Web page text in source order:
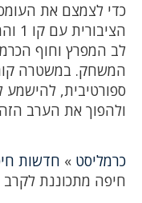
כדי לצמצם את
לב המפרץ וחוף
המשחק. במשטרה
ספורטיבית, להישמע
ולהפוך את הערב
כרמליסט » חדשות
חיפה מתכוננת לקרב